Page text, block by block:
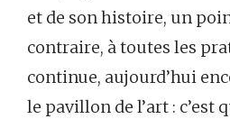
et de son histoire, un
contraire, à toutes les
continue, aujourd’hui
le pavillon de l’art : c’est